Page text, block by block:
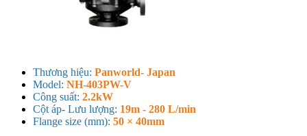
Thương hiệu: Panworld- Japan
Model: NH-403PW-V
Công suất: 2.2kW
Cột áp- Lưu lượng: 19m - 280 L/min
Flange size (mm): 50 × 40mm